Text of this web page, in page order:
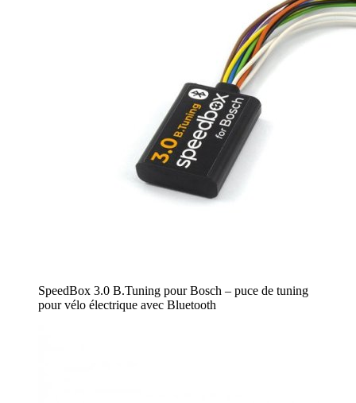
SpeedBox 3.0 B.Tuning pour Bosch – puce de tuning
pour vélo électrique avec Bluetooth